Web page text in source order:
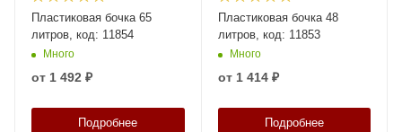
Пластиковая бочка 65
литров, код: 11854
Много
от 1 492 ₽
Подробнее
Пластиковая бочка 48
литров, код: 11853
Много
от 1 414 ₽
Подробнее